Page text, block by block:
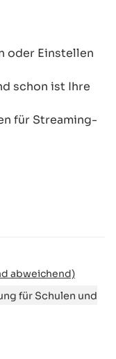
oder Einstellen
schon ist Ihre
für Streaming-
abweichend)
für Schulen und